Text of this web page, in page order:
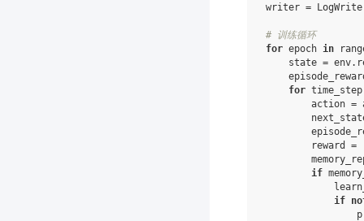
writer =
# 训练循环
for epoch in
state = env.
for time_step
action =
reward
=
if
if